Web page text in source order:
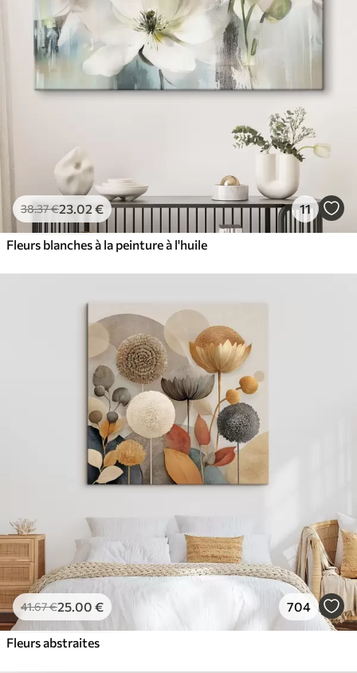
✓ Résistant à la décoloration
✓Encre sûre et sans odeur
✓Surface type toile
✓Matériau écologique
38.37€23.02 € 11
Fleurs blanches à la peinture à l'huile
41.67€25.00 € 704
Fleurs abstraites